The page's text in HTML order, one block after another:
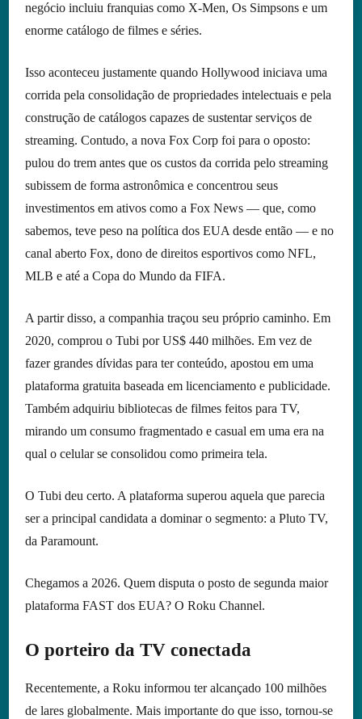
negócio incluiu franquias como X-Men, Os Simpsons e um
enorme catálogo de filmes e séries.
Isso aconteceu justamente quando Hollywood iniciava uma
corrida pela consolidação de propriedades intelectuais e pela
construção de catálogos capazes de sustentar serviços de
streaming. Contudo, a nova Fox Corp foi para o oposto:
pulou do trem antes que os custos da corrida pelo streaming
subissem de forma astronômica e concentrou seus
investimentos em ativos como a Fox News — que, como
sabemos, teve peso na política dos EUA desde então — e no
canal aberto Fox, dono de direitos esportivos como NFL,
MLB e até a Copa do Mundo da FIFA.
A partir disso, a companhia traçou seu próprio caminho. Em
2020, comprou o Tubi por US$ 440 milhões. Em vez de
fazer grandes dívidas para ter conteúdo, apostou em uma
plataforma gratuita baseada em licenciamento e publicidade.
Também adquiriu bibliotecas de filmes feitos para TV,
mirando um consumo fragmentado e casual em uma era na
qual o celular se consolidou como primeira tela.
O Tubi deu certo. A plataforma superou aquela que parecia
ser a principal candidata a dominar o segmento: a Pluto TV,
da Paramount.
Chegamos a 2026. Quem disputa o posto de segunda maior
plataforma FAST dos EUA? O Roku Channel.
O porteiro da TV conectada
Recentemente, a Roku informou ter alcançado 100 milhões
de lares globalmente. Mais importante do que isso, tornou-se